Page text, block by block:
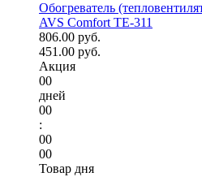
Обогреватель
AVS Comfort TE-311
806.00 руб.
451.00 руб.
Акция
00
дней
00
:
00
00
Товар дня